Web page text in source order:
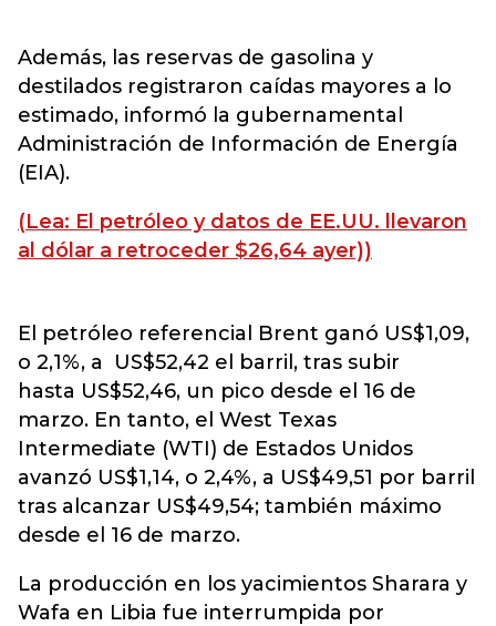
Además, las reservas de gasolina y
destilados registraron caídas mayores a lo
estimado, informó la gubernamental
Administración de Información de Energía
(EIA).
(Lea: El petróleo y datos de EE.UU. llevaron
al dólar a retroceder $26,64 ayer))
El petróleo referencial Brent ganó US$1,09,
o 2,1%, a US$52,42 el barril, tras subir
hasta US$52,46, un pico desde el 16 de
marzo. En tanto, el West Texas
Intermediate (WTI) de Estados Unidos
avanzó US$1,14, o 2,4%, a US$49,51 por barril
tras alcanzar US$49,54; también máximo
desde el 16 de marzo.
La producción en los yacimientos Sharara y
Wafa en Libia fue interrumpida por